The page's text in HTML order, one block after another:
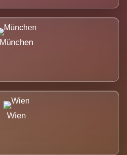
München
Wien